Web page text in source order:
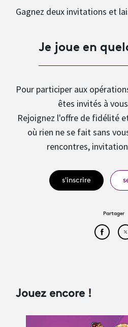
Gagnez deux invitations et
Je joue en
Pour participer aux
êtes invités à
Rejoignez l'offre de fidélité
où rien ne se fait sans
rencontres,
s'inscrire
Partager
Jouez encore !